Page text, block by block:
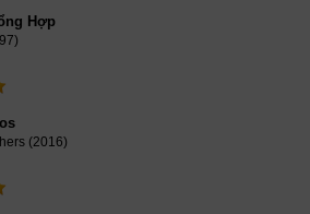
Hợp
(2016)